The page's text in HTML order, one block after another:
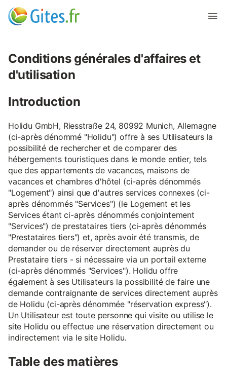
Conditions générales d'affaires et
d'utilisation
Introduction
Holidu GmbH, Riesstraße 24, 80992 Munich, Allemagne
(ci-après dénommé "Holidu") offre à ses Utilisateurs la
possibilité de rechercher et de comparer des
hébergements touristiques dans le monde entier, tels
que des appartements de vacances, maisons de
vacances et chambres d'hôtel (ci-après dénommés
"Logement") ainsi que d'autres services connexes (ci-
après dénommés "Services") (le Logement et les
Services étant ci-après dénommés conjointement
"Services") de prestataires tiers (ci-après dénommés
"Prestataires tiers") et, après avoir été transmis, de
demander ou de réserver directement auprès du
Prestataire tiers - si nécessaire via un portail externe
(ci-après dénommés "Services"). Holidu offre
également à ses Utilisateurs la possibilité de faire une
demande contraignante de services directement auprès
de Holidu (ci-après dénommée "réservation express").
Un Utilisateur est toute personne qui visite ou utilise le
site Holidu ou effectue une réservation directement ou
indirectement via le site Holidu.
Table des matières